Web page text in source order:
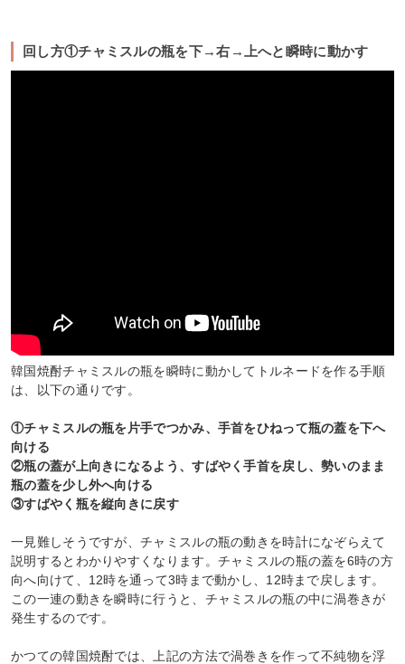
回し方①チャミスルの瓶を下→右→上へと瞬時に動かす
韓国焼酎チャミスルの瓶を瞬時に動かしてトルネードを作る手順
は、以下の通りです。
①チャミスルの瓶を片手でつかみ、手首をひねって瓶の蓋を下へ
向ける
②瓶の蓋が上向きになるよう、すばやく手首を戻し、勢いのまま
瓶の蓋を少し外へ向ける
③すばやく瓶を縦向きに戻す
一見難しそうですが、チャミスルの瓶の動きを時計になぞらえて
説明するとわかりやすくなります。チャミスルの瓶の蓋を6時の方
向へ向けて、12時を通って3時まで動かし、12時まで戻します。
この一連の動きを瞬時に行うと、チャミスルの瓶の中に渦巻きが
発生するのです。
かつての韓国焼酎では、上記の方法で渦巻きを作って不純物を浮